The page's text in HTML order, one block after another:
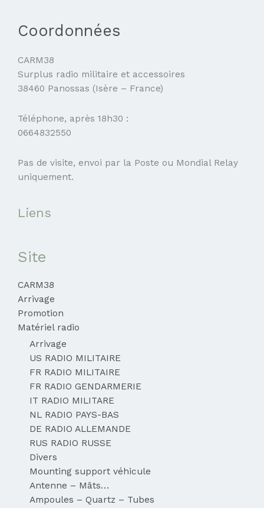
Coordonnées
CARM38
Surplus radio militaire et accessoires
38460 Panossas (Isère – France)
Téléphone, après 18h30 :
0664832550
Pas de visite, envoi par la Poste ou Mondial Relay
uniquement.
Liens
Site
CARM38
Arrivage
Promotion
Matériel radio
Arrivage
US RADIO MILITAIRE
FR RADIO MILITAIRE
FR RADIO GENDARMERIE
IT RADIO MILITARE
NL RADIO PAYS-BAS
DE RADIO ALLEMANDE
RUS RADIO RUSSE
Divers
Mounting support véhicule
Antenne – Mâts…
Ampoules – Quartz – Tubes